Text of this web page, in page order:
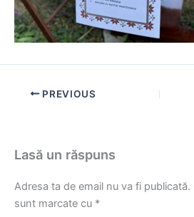
PREVIOUS
Lasă un răspuns
Adresa ta de email nu va fi publicată.
sunt marcate cu *